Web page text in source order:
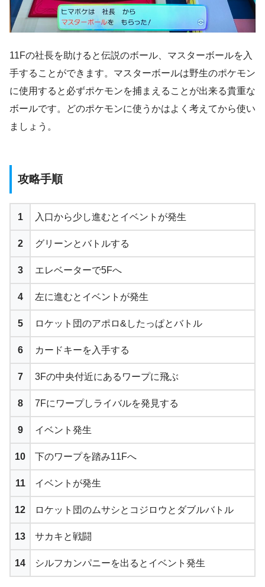
11Fの社長を助けると伝説のボール、マスターボールを入
手することができます。マスターボールは野生のポケモン
に使用すると必ずポケモンを捕まえることが出来る貴重な
ボールです。どのポケモンに使うかはよく考えてから使い
ましょう。
攻略手順
1 入口から少し進むとイベントが発生
2 グリーンとバトルする
3 エレベーターで5Fへ
4 左に進むとイベントが発生
5 ロケット団のアポロ&したっぱとバトル
6 カードキーを入手する
7 3Fの中央付近にあるワープに飛ぶ
8 7Fにワープしライバルを発見する
9 イベント発生
10 下のワープを踏み11Fへ
11 イベントが発生
12 ロケット団のムサシとコジロウとダブルバトル
13 サカキと戦闘
14 シルフカンパニーを出るとイベント発生